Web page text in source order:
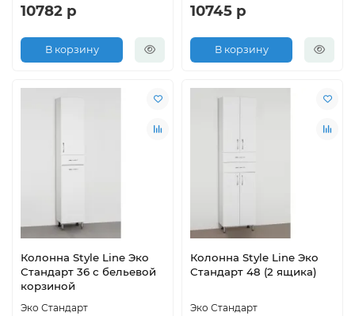
10782 р
В корзину
10745 р
В корзину
Колонна Style Line Эко
Стандарт 36 с бельевой
корзиной
Эко Стандарт
Колонна Style Line Эко
Стандарт 48 (2 ящика)
Эко Стандарт